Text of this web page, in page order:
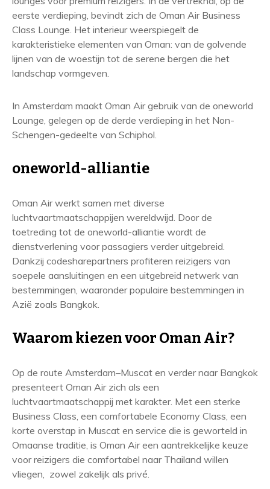
eerste verdieping, bevindt zich de Oman Air Business
Class Lounge. Het interieur weerspiegelt de
karakteristieke elementen van Oman: van de golvende
lijnen van de woestijn tot de serene bergen die het
landschap vormgeven.
In Amsterdam maakt Oman Air gebruik van de oneworld
Lounge, gelegen op de derde verdieping in het Non-
Schengen-gedeelte van Schiphol.
oneworld-alliantie
Oman Air werkt samen met diverse
luchtvaartmaatschappijen wereldwijd. Door de
toetreding tot de oneworld-alliantie wordt de
dienstverlening voor passagiers verder uitgebreid.
Dankzij codesharepartners profiteren reizigers van
soepele aansluitingen en een uitgebreid netwerk van
bestemmingen, waaronder populaire bestemmingen in
Azië zoals Bangkok.
Waarom kiezen voor Oman Air?
Op de route Amsterdam–Muscat en verder naar Bangkok
presenteert Oman Air zich als een
luchtvaartmaatschappij met karakter. Met een sterke
Business Class, een comfortabele Economy Class, een
korte overstap in Muscat en service die is geworteld in
Omaanse traditie, is Oman Air een aantrekkelijke keuze
voor reizigers die comfortabel naar Thailand willen
vliegen, zowel zakelijk als privé.